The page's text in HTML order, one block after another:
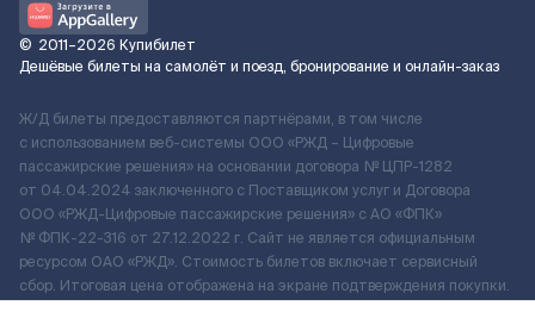
© 2011–2026 Купибилет
Дешёвые билеты на самолёт и поезд, бронирование и онлайн-заказ
Ж/Д билеты предоставляются партнёрами, в том числе
с использованием веб-системы ООО «РЖД – Цифровые
пассажирские решения» на основании договора № ЦПР-1282
от 04.04.2024 заключенного с Поставщиком услуг и Договора
ООО «РЖД-Цифровые пассажирские решения» c АО «ФПК»
№ ФПК-22-316 от 27.12.2022 г. Сайт не является официальным
ресурсом ОАО «РЖД». Стоимость билетов включает сервисный
сбор. Итоговая цена отображена на экране подтверждения покупки.